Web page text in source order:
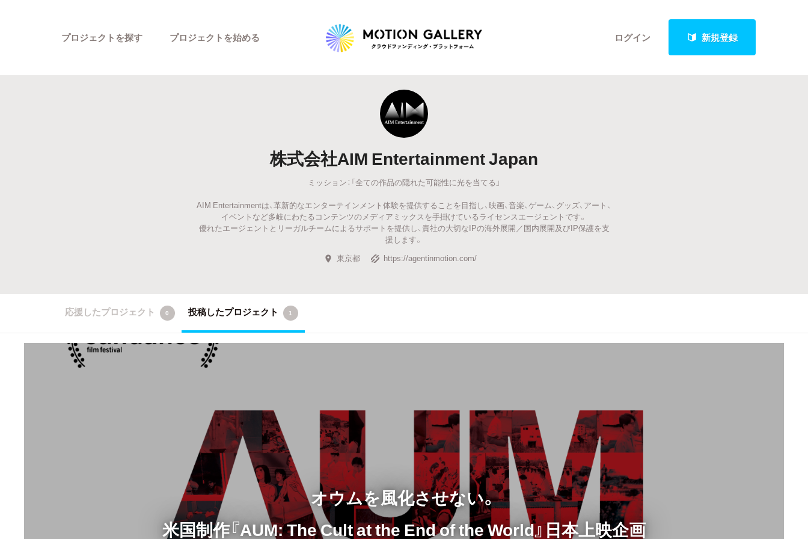
ログイン 新規登録
プロジェクトを探す
Highlight
新着プロジェクト
Feature
タグから探す キュレーターから探す 特集から探す
Legendary
最新達成プロジェクト
プロジェクトを始める
株式会社AIM Entertainment Japan
ミッション：「全ての作品の隠れた可能性に光を当てる」
AIM Entertainmentは、革新的なエンターテインメント体験を提供することを目指し、映画、音楽、ゲーム、グッズ、アート、
イベントなど多岐にわたるコンテンツのメディアミックスを手掛けているライセンスエージェントです。
優れたエージェントとリーガルチームによるサポートを提供し、貴社の大切なIPの海外展開／国内展開及びIP保護を支
援します。
東京都
https://agentinmotion.com/
応援したプロジェクト 0 投稿したプロジェクト 1
オウムを風化させない。
米国制作『AUM: The Cult at the End of the World』日本上映企画